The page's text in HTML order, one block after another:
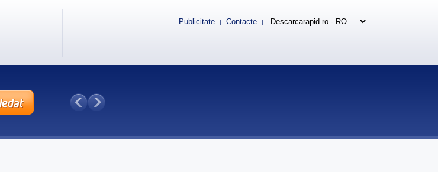
Publicitate | Contacte |